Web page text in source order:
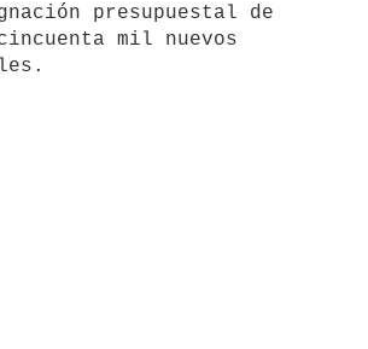
presupuestal de
mil nuevos